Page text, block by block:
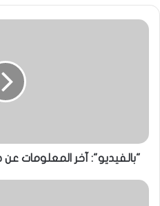
"بالفيديو": آخر المعلومات عن